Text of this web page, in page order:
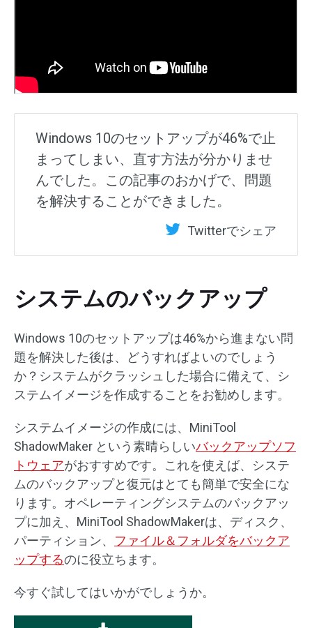
Windows 10のセットアップが46%で止
まってしまい、直す方法が分かりませ
んでした。この記事のおかげで、問題
を解決することができました。
Twitterでシェア
システムのバックアップ
Windows 10のセットアップは46%から進まない問
題を解決した後は、どうすればよいのでしょう
か？システムがクラッシュした場合に備えて、シ
ステムイメージを作成することをお勧めします。
システムイメージの作成には、MiniTool
ShadowMaker という素晴らしいバックアップソフ
トウェアがおすすめです。これを使えば、システ
ムのバックアップと復元はとても簡単で安全にな
ります。オペレーティングシステムのバックアッ
プに加え、MiniTool ShadowMakerは、ディスク、
パーティション、 ファイル＆フォルダをバックア
ップするのに役立ちます。
今すぐ試してはいかがでしょうか。